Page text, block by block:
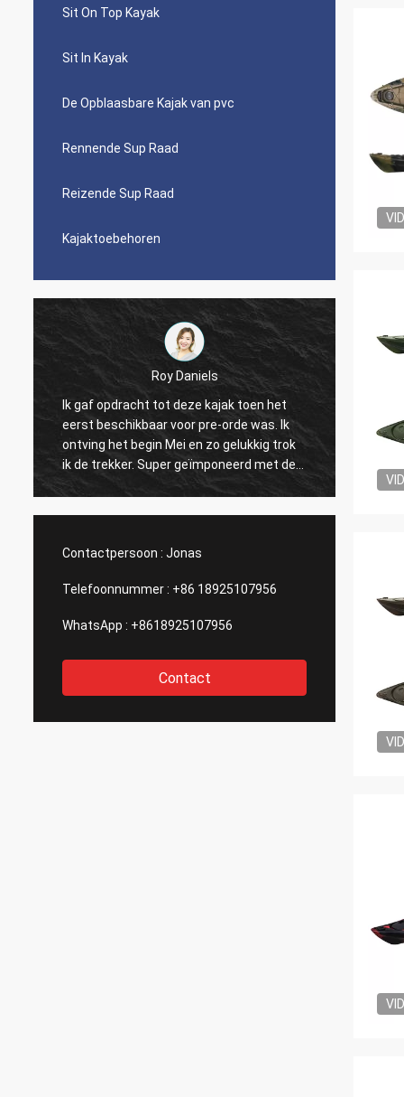
Sit On Top Kayak
Sit In Kayak
De Opblaasbare Kajak van pvc
Rennende Sup Raad
Reizende Sup Raad
Kajaktoebehoren
Roy Daniels
Ik gaf opdracht tot deze kajak toen het
eerst beschikbaar voor pre-orde was. Ik
ontving het begin Mei en zo gelukkig trok
ik de trekker. Super geïmponeerd met de
kwaliteit van de kajak van een nieuw merk.
Contactpersoon : Jonas
Telefoonnummer : +86 18925107956
WhatsApp : +8618925107956
Contact